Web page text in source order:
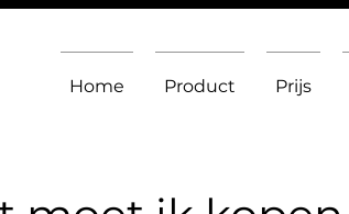
Home Product Prijs